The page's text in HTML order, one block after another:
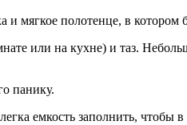
мягкое полотенце, в котором
или на кухне) и таз.
панику.
емкость заполнить, чтобы